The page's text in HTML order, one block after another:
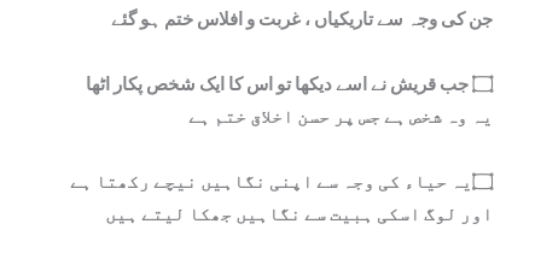
جن کی وجہ سے تاریکیاں ، غربت و افلاس ختم ہو گئے
۝ جب قریش نے اسے دیکھا تو اس کا ایک شخص پکار اٹھا
یہ وہ شخص ہے جس پر حسن اخلاق ختم ہے
۝یہ حیاء کی وجہ سے اپنی نگاہیں نیچے رکھتا ہے
اور لوگ اسکی ہبیت سے نگاہیں جھکا لیتے ہیں